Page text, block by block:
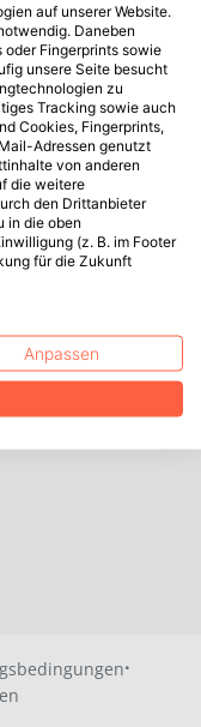
·
auf unserer Website.
Daneben
Fingerprints sowie
unsere Seite besucht
zu
Tracking sowie auch
Cookies, Fingerprints,
Adressen genutzt
von anderen
die weitere
den Drittanbieter
in die oben
(z. B. im Footer
für die Zukunft
Anpassen